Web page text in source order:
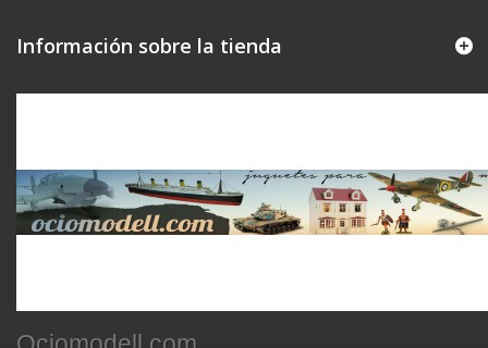
Información sobre la tienda